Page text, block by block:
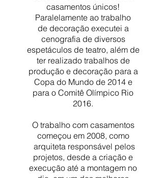
casamentos únicos!
Paralelamente ao trabalho
de decoração executei a
cenografia de diversos
espetáculos de teatro, além de
ter realizado trabalhos de
produção e decoração para a
Copa do Mundo de 2014 e
para o Comitê Olímpico Rio
2016.
O trabalho com casamentos
começou em 2008, como
arquiteta responsável pelos
projetos, desde a criação e
execução até a montagem no